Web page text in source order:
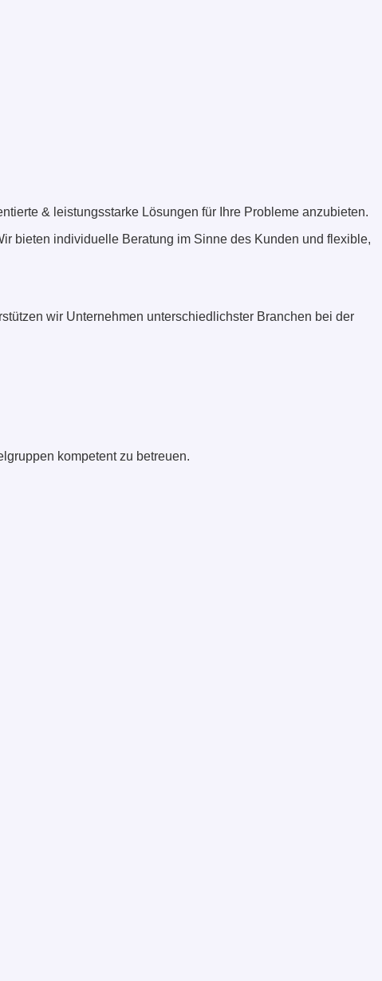
& leistungsstarke Lösungen für Ihre Probleme anzubieten.
bieten individuelle Beratung im Sinne des Kunden und flexible,
wir Unternehmen unterschiedlichster Branchen bei der
kompetent zu betreuen.